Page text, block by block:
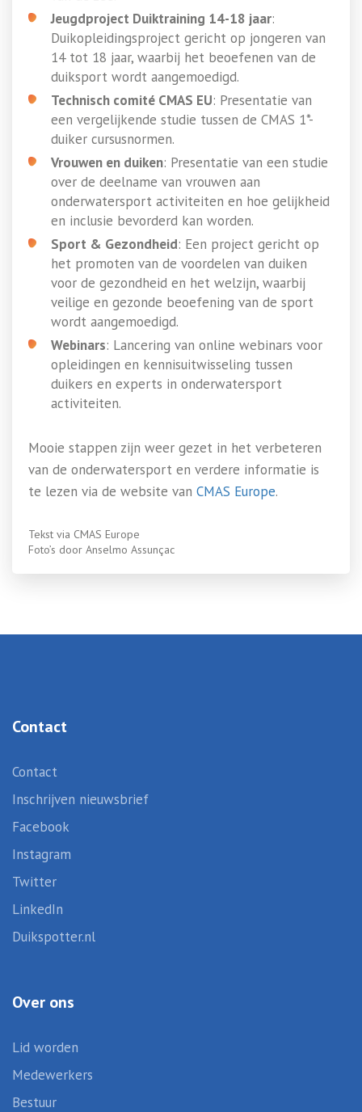
Jeugdproject Duiktraining 14-18 jaar:
Duikopleidingsproject gericht op jongeren van
14 tot 18 jaar, waarbij het beoefenen van de
duiksport wordt aangemoedigd.
Technisch comité CMAS EU: Presentatie van
een vergelijkende studie tussen de CMAS 1*-
duiker cursusnormen.
Vrouwen en duiken: Presentatie van een studie
over de deelname van vrouwen aan
onderwatersport activiteiten en hoe gelijkheid
en inclusie bevorderd kan worden.
Sport & Gezondheid: Een project gericht op
het promoten van de voordelen van duiken
voor de gezondheid en het welzijn, waarbij
veilige en gezonde beoefening van de sport
wordt aangemoedigd.
Webinars: Lancering van online webinars voor
opleidingen en kennisuitwisseling tussen
duikers en experts in onderwatersport
activiteiten.
Mooie stappen zijn weer gezet in het verbeteren
van de onderwatersport en verdere informatie is
te lezen via de website van CMAS Europe.
Tekst via CMAS Europe
Foto’s door Anselmo Assunçac
Contact
Contact
Inschrijven nieuwsbrief
Facebook
Instagram
Twitter
LinkedIn
Duikspotter.nl
Over ons
Lid worden
Medewerkers
Bestuur